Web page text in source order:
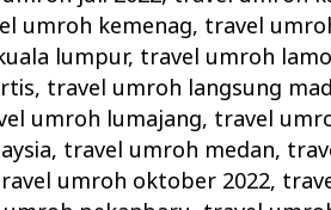
umroh kemenag, travel
lumpur, travel umroh
, travel umroh langsung
umroh lumajang, travel
, travel umroh medan,
umroh oktober 2022,